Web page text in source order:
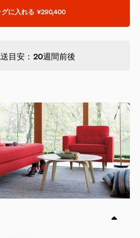
に入れる ¥290,400
目安：20週間前後